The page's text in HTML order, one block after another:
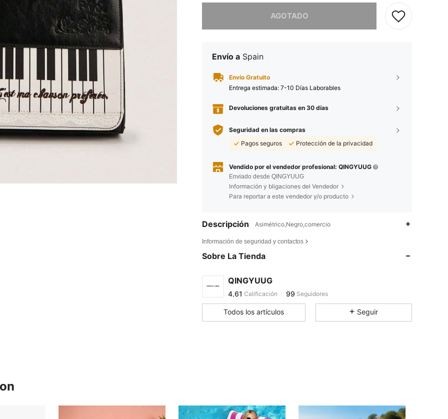
AGOTADO
Lo sentimos, este producto está agotado.
Envío a Spain
Envío Gratuito
Entrega estimada: 7-10 Días Laborables
Devoluciones gratuitas en 30 días
Seguridad en las compras
Pagos seguros
Protección de la privacidad
Vendido por el vendedor profesional: QINGYUUG
Enviado desde QINGYUUG
Información y bligaciones del Vendedor
Para reportar a este vendedor y/o producto
Descripción Asimétrico,Negro,comercio
Información de seguridad y contactos
Sobre La Tienda
QINGYUUG
4,61
4,61
4,61 Calificación 99 Seguidores
4,61
4,61
99
Todos los artículos Seguir